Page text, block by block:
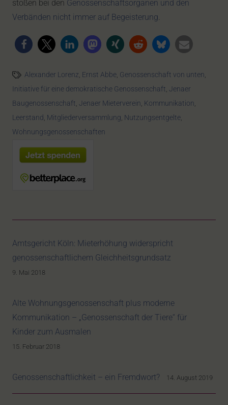
stoßen bei den Genossenschaftsorganen und den
Verbänden nicht immer auf Begeisterung.
Alexander Lorenz, Ernst Abbe, Genossenschaft von unten,
Initiative für eine demokratische Genossenschaft, Jenaer
Baugenossenschaft, Jenaer Mieterverein, Kommunikation,
Leerstand, Mitgliederversammlung, Nutzungsentgelte,
Wohnungsgenossenschaften
Amtsgericht Köln: Mieterhöhung widerspricht
genossenschaftlichem Gleichheitsgrundsatz
9. Mai 2018
Alte Wohnungsgenossenschaft plus moderne
Kommunikation – „Genossenschaft der Tiere“ für
Kinder zum Ausmalen
15. Februar 2018
Genossenschaftlichkeit – ein Fremdwort? 14. August 2019